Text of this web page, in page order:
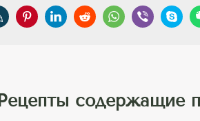
Рецепты содержащие